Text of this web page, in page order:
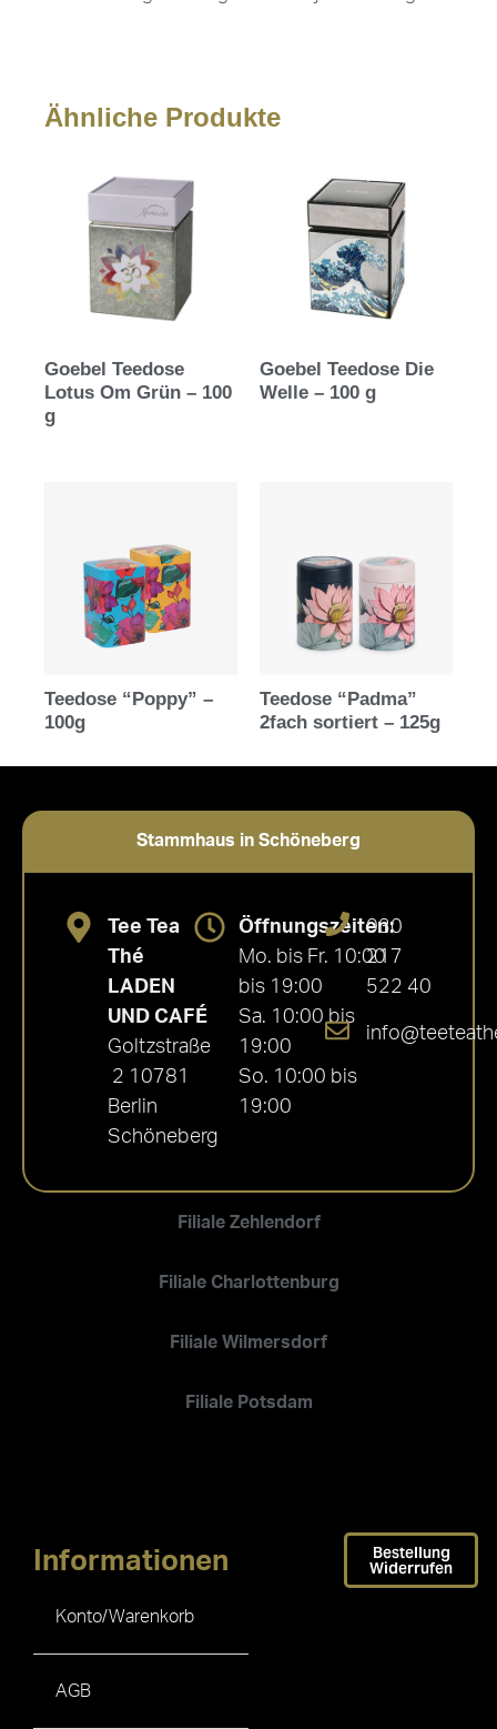
Ähnliche Produkte
Goebel Teedose
Lotus Om Grün – 100
g
Goebel Teedose Die
Welle – 100 g
Teedose “Poppy” –
100g
Teedose “Padma”
2fach sortiert – 125g
Stammhaus in Schöneberg
Filiale Zehlendorf
Filiale Charlottenburg
Filiale Wilmersdorf
Filiale Potsdam
Tee Tea
Thé
LADEN
UND CAFÉ
Goltzstraße
2 10781
Berlin
Schöneberg
Öffnungszeiten:
Mo. bis Fr. 10:00
bis 19:00
Sa. 10:00 bis
19:00
So. 10:00 bis
19:00
030
217
522 40
Informationen
Konto/Warenkorb
AGB
Bestellung
Widerrufen